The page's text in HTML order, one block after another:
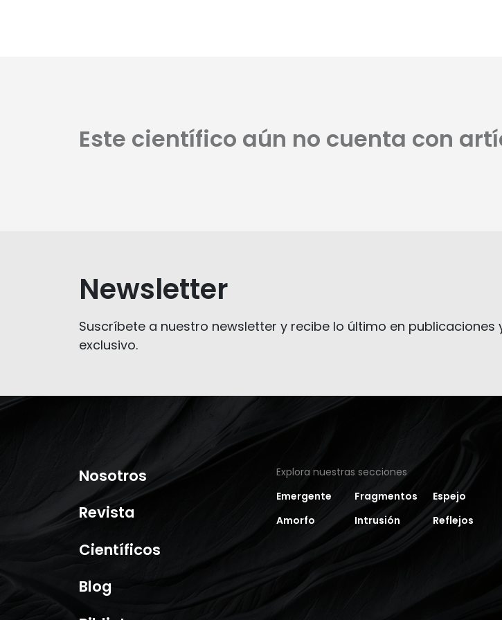
Este científico aún no cuenta con
Newsletter
Suscríbete a nuestro newsletter y recibe lo último en publicaciones
exclusivo.
Nosotros
Revista
Científicos
Blog
Explora nuestras secciones
Emergente
Fragmentos Espejo
Amorfo
Intrusión Reflejos